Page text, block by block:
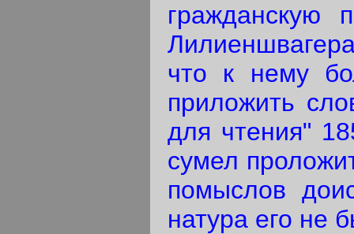
гражданскую
что к нему
приложить
для чтения"
сумел
помыслов
натура его не